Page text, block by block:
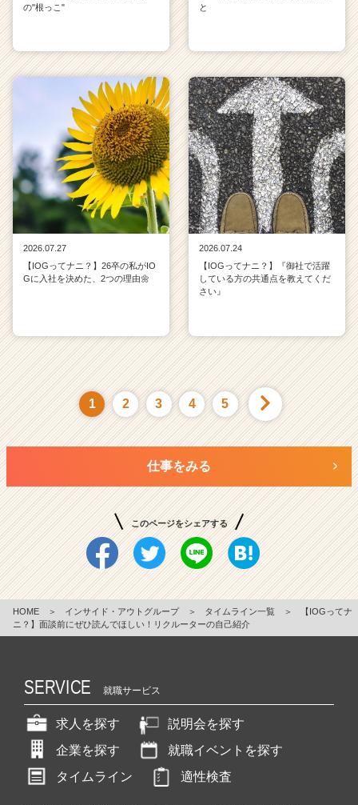
の"根っこ"
と
2026.07.27
【IOGってナニ？】26卒の私がIO
Gに入社を決めた、2つの理由🌼
2026.07.24
【IOGってナニ？】『御社で活躍
している方の共通点を教えてくだ
さい』
1 2 3 4 5
仕事をみる
このページをシェアする
HOME ＞ インサイド・アウトグループ ＞ タイムライン一覧 ＞
【IOGってナ
ニ？】面談前にぜひ読んでほしい！リクルーターの自己紹介
SERVICE 就職サービス
求人を探す
説明会を探す
企業を探す
就職イベントを探す
タイムライン
適性検査